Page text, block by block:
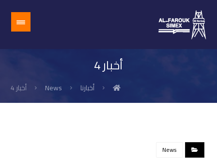
أخبار 4
أخبارنا News أخبار 4
News